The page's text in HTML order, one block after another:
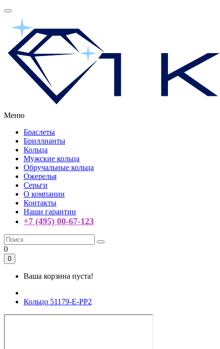
Меню
Браслеты
Бриллианты
Кольца
Мужские кольца
Обручальные кольца
Ожерелья
Серьги
О компании
Контакты
Наши гарантии
+7 (495) 00-67-123
0
0
Ваша корзина пуста!
Кольцо 51179-E-PP2